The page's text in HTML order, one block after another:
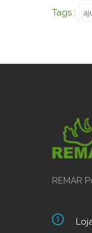
Tags :
REMAR